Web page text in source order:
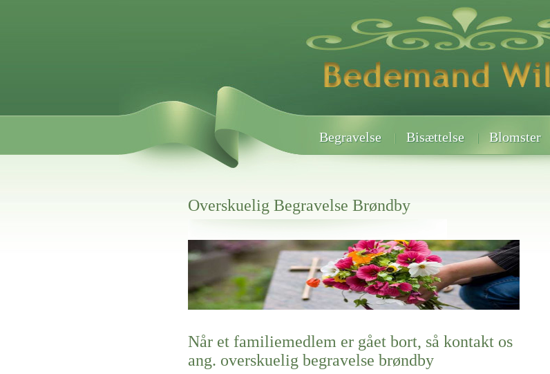
Begravelse Bisættelse Blomster
Overskuelig Begravelse Brøndby
Her hos os får du altid en god afslutning når det gælder
Overskuelig Begravelse Brøndby
vi hjælper i alle faser af begravelsel
Når et familiemedlem er gået bort, så kontakt os
ang. overskuelig begravelse brøndby